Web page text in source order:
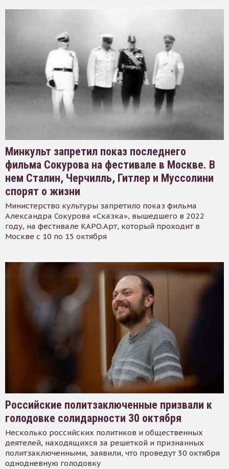
Минкульт запретил показ последнего
фильма Сокурова на фестивале в Москве. В
нем Сталин, Черчилль, Гитлер и Муссолини
спорят о жизни
Министерство культуры запретило показ фильма
Александра Сокурова «Сказка», вышедшего в 2022
году, на фестивале КАРО.Арт, который проходит в
Москве с 10 по 15 октября
Российские политзаключенные призвали к
голодовке солидарности 30 октября
Несколько российских политиков и общественных
деятелей, находящихся за решеткой и признанных
политзаключенными, заявили, что проведут 30 октября
однодневную голодовку